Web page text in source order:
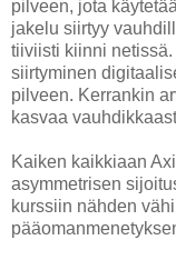
pilveen, jota
jakelu siirtyy
tiiviisti kiinni
siirtyminen
pilveen. Kerrankin
kasvaa
Kaiken kaikkiaan
asymmetrisen
kurssiin nähden